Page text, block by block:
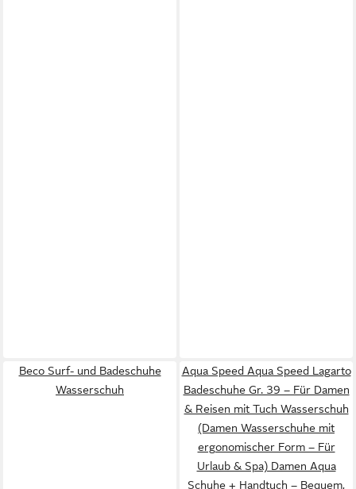
Beco Surf- und Badeschuhe
Wasserschuh
Aqua Speed Aqua Speed Lagarto
Badeschuhe Gr. 39 – Für Damen
& Reisen mit Tuch Wasserschuh
(Damen Wasserschuhe mit
ergonomischer Form – Für
Urlaub & Spa) Damen Aqua
Schuhe + Handtuch – Bequem,